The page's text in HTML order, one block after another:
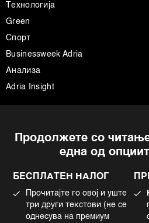
Продолжете со
една од
БЕСПЛАТЕН НАЛОГ
Прочитајте го овој и уште
три други текстови (не се
однесува на премиум
Технологија
Green
Спорт
Businessweek Adria
Анализа
Adria Insight
Импресум
Политика на приватност
Употреба на вештачка